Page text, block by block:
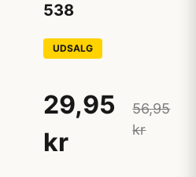
538
UDSALG
29,95
kr
56,95
kr